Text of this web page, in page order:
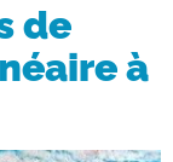
de
à